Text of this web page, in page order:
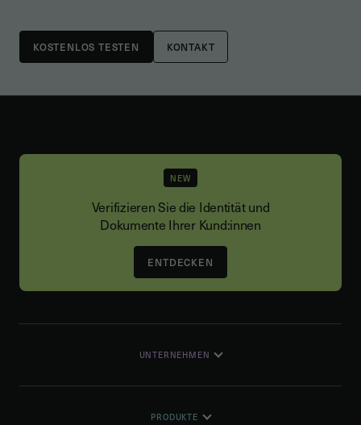
KONTAKT
NEW
Verifizieren Sie die Identität und
Dokumente Ihrer Kund:innen
ENTDECKEN
UNTERNEHMEN
PRODUKTE